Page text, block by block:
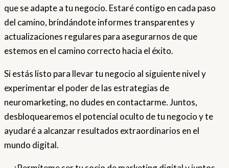
que se adapte a tu negocio. Estaré contigo en cada paso
del camino, brindándote informes transparentes y
actualizaciones regulares para asegurarnos de que
estemos en el camino correcto hacia el éxito.
Si estás listo para llevar tu negocio al siguiente nivel y
experimentar el poder de las estrategias de
neuromarketing, no dudes en contactarme. Juntos,
desbloquearemos el potencial oculto de tu negocio y te
ayudaré a alcanzar resultados extraordinarios en el
mundo digital.